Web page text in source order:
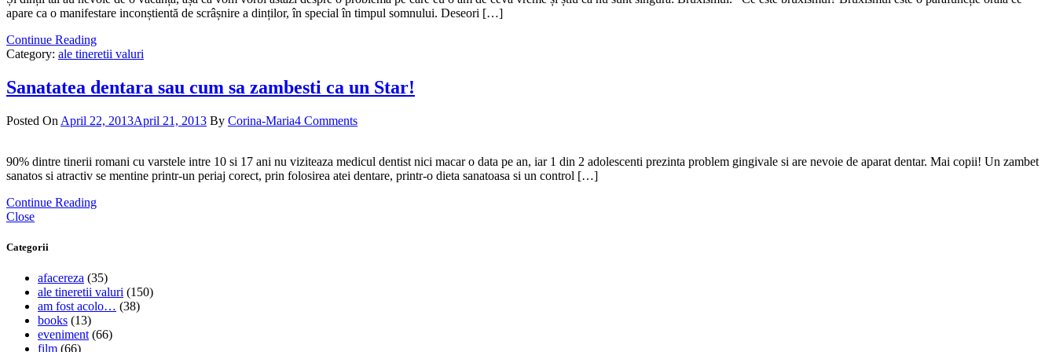
apare ca o manifestare inconștientă de scrâșnire a dinților, în special în timpul somnului. Deseori […]
Continue Reading
Category: ale tineretii valuri
Sanatatea dentara sau cum sa zambesti ca un Star!
Posted On April 22, 2013April 21, 2013 By Corina-Maria4 Comments
90% dintre tinerii romani cu varstele intre 10 si 17 ani nu viziteaza medicul dentist nici macar o data pe an, iar 1 din 2 adolescenti prezinta problem gingivale si are nevoie de aparat dentar. Mai copii! Un zambet
sanatos si atractiv se mentine printr-un periaj corect, prin folosirea atei dentare, printr-o dieta sanatoasa si un control […]
Continue Reading
Close
Categorii
afacereza (35)
ale tineretii valuri (150)
am fost acolo… (38)
books (13)
eveniment (66)
film (66)